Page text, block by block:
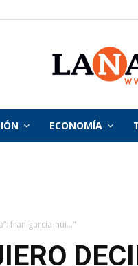
ECONOMÍA
fran garcía-hui..."